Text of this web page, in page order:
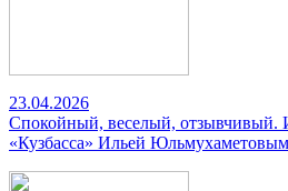
23.04.2026
Спокойный, веселый,
«Кузбасса» Ильей Юльмухаметовым